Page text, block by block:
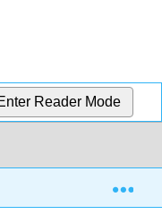
Reader Mode
Industrial Parte II